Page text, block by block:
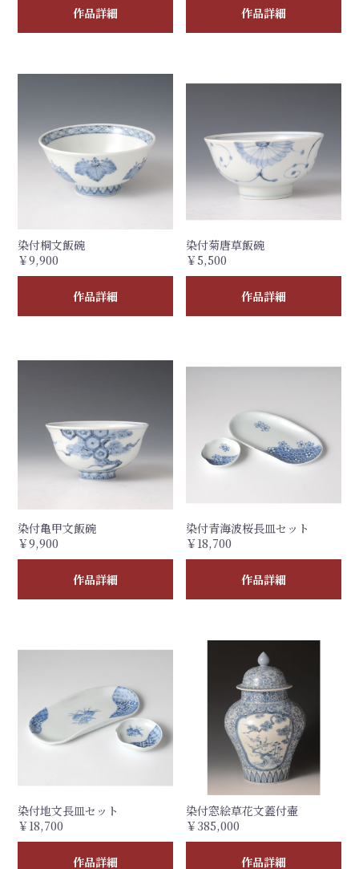
作品詳細 作品詳細
染付桐文飯碗
￥9,900
作品詳細
染付菊唐草飯碗
￥5,500
作品詳細
染付亀甲文飯碗
￥9,900
作品詳細
染付青海波桜長皿セット
￥18,700
作品詳細
染付地文長皿セット
￥18,700
作品詳細
染付窓絵草花文蓋付壷
￥385,000
作品詳細